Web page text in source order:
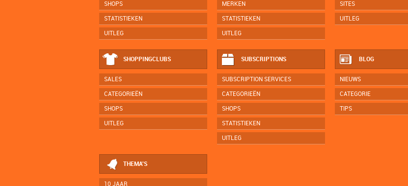
SHOPS
STATISTIEKEN
UITLEG
MERKEN
STATISTIEKEN
UITLEG
SITES
UITLEG
SHOPPINGCLUBS
SALES
CATEGORIEËN
SHOPS
UITLEG
SUBSCRIPTIONS
SUBSCRIPTION SERVICES
CATEGORIEËN
SHOPS
STATISTIEKEN
UITLEG
BLOG
NIEUWS
CATEGORIE
TIPS
THEMA'S
10 JAAR